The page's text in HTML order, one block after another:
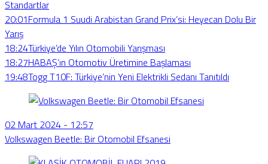
Standartlar
20:01Formula 1 Suudi Arabistan Grand Prix’si: Heyecan Dolu Bir
Yarış
18:24Türkiye’de Yılın Otomobili Yarışması
18:27HABAŞ’ın Otomotiv Üretimine Başlaması
19:48Togg T10F: Türkiye’nin Yeni Elektrikli Sedanı Tanıtıldı
02 Mart 2024 - 12:57
Volkswagen Beetle: Bir Otomobil Efsanesi